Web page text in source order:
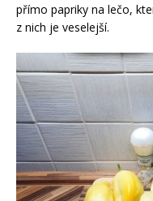
přímo papriky na lečo,
z nich je veselejší.